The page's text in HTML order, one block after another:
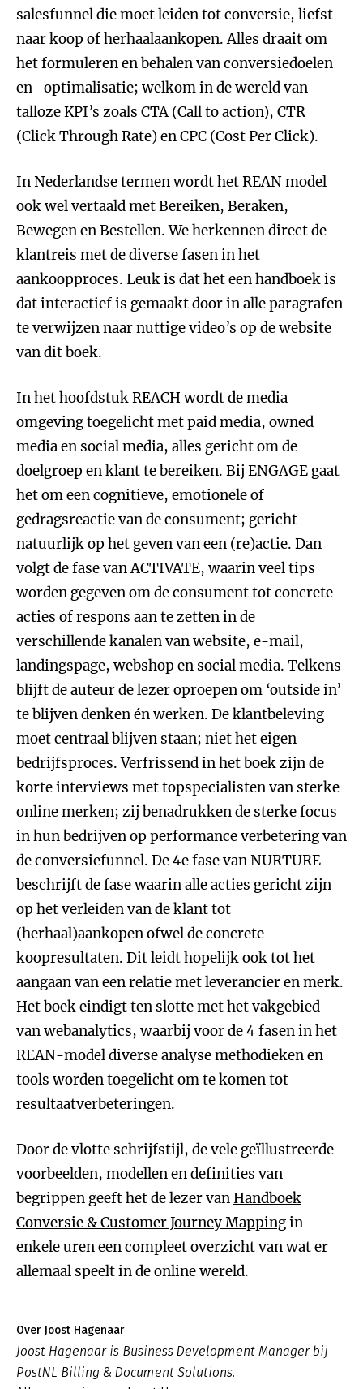
salesfunnel die moet leiden tot conversie, liefst
naar koop of herhaalaankopen. Alles draait om
het formuleren en behalen van conversiedoelen
en -optimalisatie; welkom in de wereld van
talloze KPI’s zoals CTA (Call to action), CTR
(Click Through Rate) en CPC (Cost Per Click).
In Nederlandse termen wordt het REAN model
ook wel vertaald met Bereiken, Beraken,
Bewegen en Bestellen. We herkennen direct de
klantreis met de diverse fasen in het
aankoopproces. Leuk is dat het een handboek is
dat interactief is gemaakt door in alle paragrafen
te verwijzen naar nuttige video’s op de website
van dit boek.
In het hoofdstuk REACH wordt de media
omgeving toegelicht met paid media, owned
media en social media, alles gericht om de
doelgroep en klant te bereiken. Bij ENGAGE gaat
het om een cognitieve, emotionele of
gedragsreactie van de consument; gericht
natuurlijk op het geven van een (re)actie. Dan
volgt de fase van ACTIVATE, waarin veel tips
worden gegeven om de consument tot concrete
acties of respons aan te zetten in de
verschillende kanalen van website, e-mail,
landingspage, webshop en social media. Telkens
blijft de auteur de lezer oproepen om ‘outside in’
te blijven denken én werken. De klantbeleving
moet centraal blijven staan; niet het eigen
bedrijfsproces. Verfrissend in het boek zijn de
korte interviews met topspecialisten van sterke
online merken; zij benadrukken de sterke focus
in hun bedrijven op performance verbetering van
de conversiefunnel. De 4e fase van NURTURE
beschrijft de fase waarin alle acties gericht zijn
op het verleiden van de klant tot
(herhaal)aankopen ofwel de concrete
koopresultaten. Dit leidt hopelijk ook tot het
aangaan van een relatie met leverancier en merk.
Het boek eindigt ten slotte met het vakgebied
van webanalytics, waarbij voor de 4 fasen in het
REAN-model diverse analyse methodieken en
tools worden toegelicht om te komen tot
resultaatverbeteringen.
Door de vlotte schrijfstijl, de vele geïllustreerde
voorbeelden, modellen en definities van
begrippen geeft het de lezer vanHandboek
Conversie & Customer Journey Mappingin
enkele uren een compleet overzicht van wat er
allemaal speelt in de online wereld.
Over Joost Hagenaar
Joost Hagenaar is Business Development Manager bij
PostNL Billing & Document Solutions.